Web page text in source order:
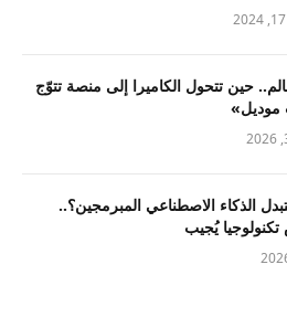
حين تتحول الكاميرا إلى منصة تتوّج
موديل»
الذكاء الاصطناعي المبرمجين؟..
يُجيب